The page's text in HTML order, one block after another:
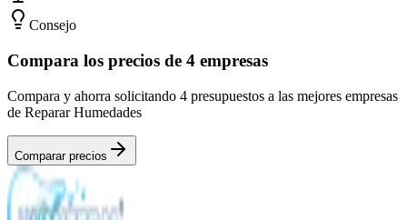
Consejo
Compara los precios de 4 empresas
Compara y ahorra solicitando 4 presupuestos a las mejores empresas
de Reparar Humedades
Comparar precios